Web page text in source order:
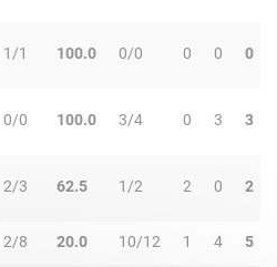
1/1 100.0 0/0 0 0 0
0/0 100.0 3/4 0 3 3
2/3 62.5 1/2 2 0 2
2/8 20.0 10/12 1 4 5